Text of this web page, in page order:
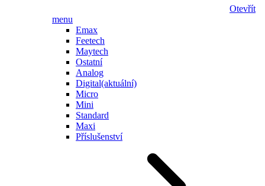
Otevřít
menu
Emax
Feetech
Maytech
Ostatní
Analog
Digital(aktuální)
Micro
Mini
Standard
Maxi
Příslušenství